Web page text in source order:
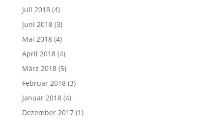
Juli 2018(4)
Juni 2018(3)
Mai 2018(4)
April 2018(4)
März 2018(5)
Februar 2018(3)
Januar 2018(4)
Dezember 2017(1)